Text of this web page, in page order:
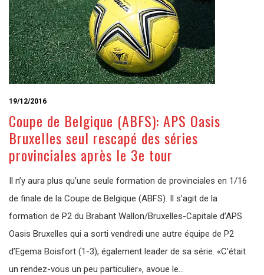
19/12/2016
Coupe de Belgique (ABFS): APS Oasis
Bruxelles seul rescapé des séries
provinciales après le 3e tour
Il n’y aura plus qu’une seule formation de provinciales en 1/16
de finale de la Coupe de Belgique (ABFS). Il s’agit de la
formation de P2 du Brabant Wallon/Bruxelles-Capitale d’APS
Oasis Bruxelles qui a sorti vendredi une autre équipe de P2
d’Egema Boisfort (1-3), également leader de sa série. «C’était
un rendez-vous un peu particulier», avoue le…